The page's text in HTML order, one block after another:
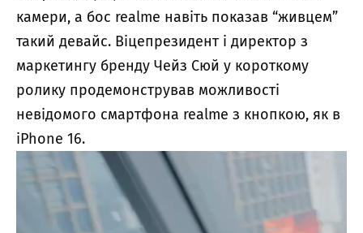
камери, а бос realme навіть показав “живцем”
такий девайс. Віцепрезидент і директор з
маркетингу бренду Чейз Сюй у короткому
ролику продемонстрував можливості
невідомого смартфона realme з кнопкою, як в
iPhone 16.